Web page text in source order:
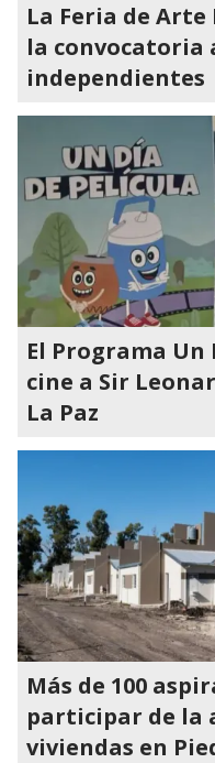
La Feria de
la convocatoria
independientes
El Programa Un
cine a Sir
La Paz
Más de 100
participar de la
viviendas en